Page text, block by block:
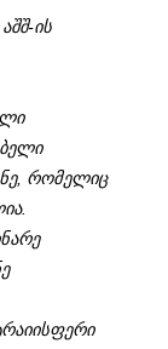
ის
რომელიც